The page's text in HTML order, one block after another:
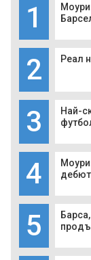
1
2 Реал
3
Най-
4
5